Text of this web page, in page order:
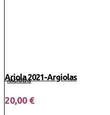
Arjola 2021-Argiolas
ARGIOLAS
20,00 €